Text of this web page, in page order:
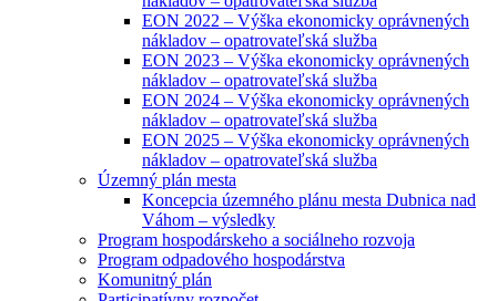
EON 2022 – Výška ekonomicky oprávnených
nákladov – opatrovateľská služba
EON 2023 – Výška ekonomicky oprávnených
nákladov – opatrovateľská služba
EON 2024 – Výška ekonomicky oprávnených
nákladov – opatrovateľská služba
EON 2025 – Výška ekonomicky oprávnených
nákladov – opatrovateľská služba
Územný plán mesta
Koncepcia územného plánu mesta Dubnica nad
Váhom – výsledky
Program hospodárskeho a sociálneho rozvoja
Program odpadového hospodárstva
Komunitný plán